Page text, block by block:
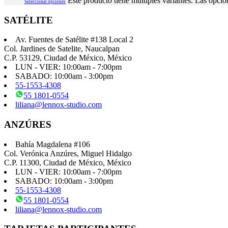
Seleccionar opciones
SATÉLITE
Av. Fuentes de Satélite #138 Local 2
Col. Jardines de Satelite, Naucalpan
C.P. 53129, Ciudad de México, México
LUN - VIER: 10:00am - 7:00pm
SABADO: 10:00am - 3:00pm
55-1553-4308
55 1801-0554
liliana@lennox-studio.com
ANZÚRES
Bahía Magdalena #106
Col. Verónica Anzúres, Miguel Hidalgo
C.P. 11300, Ciudad de México, México
LUN - VIER: 10:00am - 7:00pm
SABADO: 10:00am - 3:00pm
55-1553-4308
55 1801-0554
liliana@lennox-studio.com